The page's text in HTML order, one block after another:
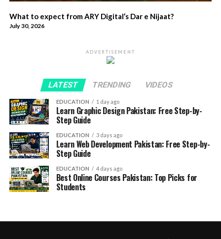
What to expect from ARY Digital’s Dar e Nijaat?
July 30, 2026
ADVERTISEMENT
LATEST TRENDING VIDEOS
EDUCATION 1 day ago
Learn Graphic Design Pakistan: Free Step-by-
Step Guide
EDUCATION 3 days ago
Learn Web Development Pakistan: Free Step-by-
Step Guide
EDUCATION 4 days ago
Best Online Courses Pakistan: Top Picks for
Students